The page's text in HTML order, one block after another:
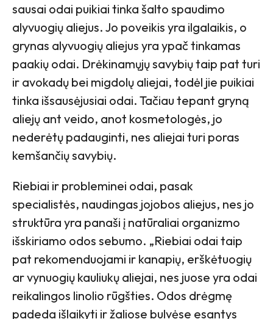
sausai odai puikiai tinka šalto spaudimo
alyvuogių aliejus. Jo poveikis yra ilgalaikis, o
grynas alyvuogių aliejus yra ypač tinkamas
paakių odai. Drėkinamųjų savybių taip pat turi
ir avokadų bei migdolų aliejai, todėl jie puikiai
tinka išsausėjusiai odai. Tačiau tepant gryną
aliejų ant veido, anot kosmetologės, jo
nederėtų padauginti, nes aliejai turi poras
kemšančių savybių.
Riebiai ir probleminei odai, pasak
specialistės, naudingas jojobos aliejus, nes jo
struktūra yra panaši į natūraliai organizmo
išskiriamo odos sebumo. „Riebiai odai taip
pat rekomenduojami ir kanapių, erškėtuogių
ar vynuogių kauliukų aliejai, nes juose yra odai
reikalingos linolio rūgšties. Odos drėgmę
padeda išlaikyti ir žaliose bulvėse esantys